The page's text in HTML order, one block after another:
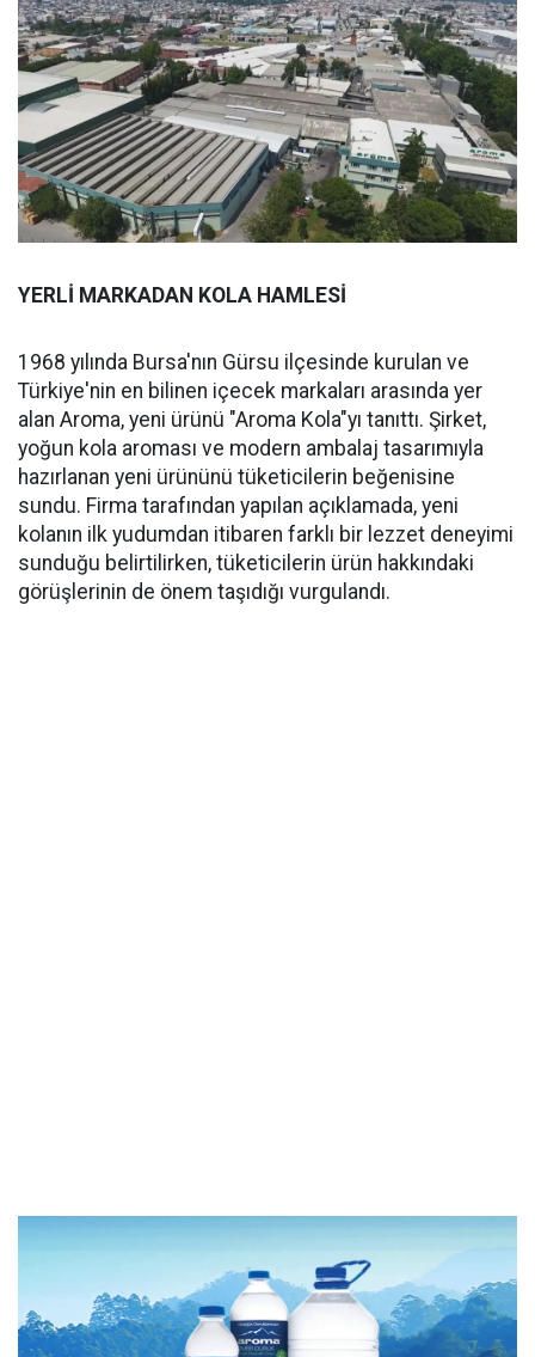
YERLİ MARKADAN KOLA HAMLESİ
1968 yılında Bursa'nın Gürsu ilçesinde kurulan ve
Türkiye'nin en bilinen içecek markaları arasında yer
alan Aroma, yeni ürünü "Aroma Kola"yı tanıttı. Şirket,
yoğun kola aroması ve modern ambalaj tasarımıyla
hazırlanan yeni ürününü tüketicilerin beğenisine
sundu. Firma tarafından yapılan açıklamada, yeni
kolanın ilk yudumdan itibaren farklı bir lezzet deneyimi
sunduğu belirtilirken, tüketicilerin ürün hakkındaki
görüşlerinin de önem taşıdığı vurgulandı.